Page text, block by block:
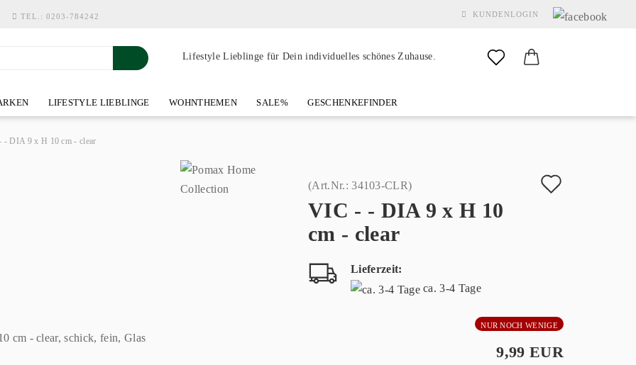
KUNDENLOGIN
Konto erstellen
TEL.: 0203-784242
Lifestyle Lieblinge für Dein individuelles schönes Zuhause.
LIFESTYLE LIEBLINGE WOHNTHEMEN SALE% GESCHENKEFINDER
- DIA 9 x H 10 cm - clear
(Art.Nr.:34103-CLR)
VIC - - DIA 9 x H 10
cm - clear
Lieferzeit:
ca. 3-4 Tage
NUR NOCH WENIGE
9,99 EUR